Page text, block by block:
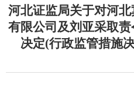
河北证监局关于对河
有限公司及刘亚采取
决定(行政监管措施